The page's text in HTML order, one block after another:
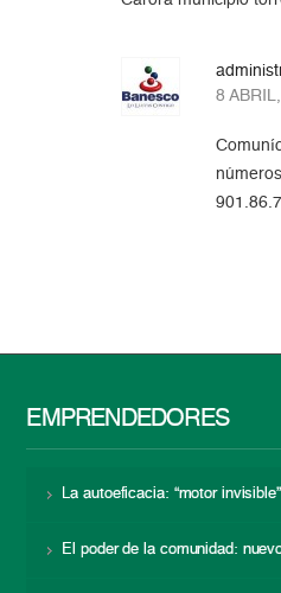
8
EMPRENDEDORES
La autoeficacia: “motor
El poder de la comunidad: